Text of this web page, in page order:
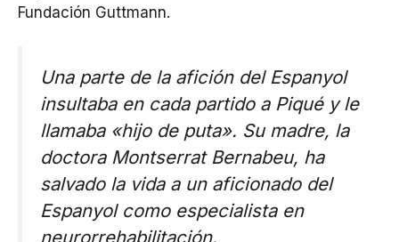
Fundación Guttmann.
Una parte de la afición del Espanyol
insultaba en cada partido a Piqué y le
llamaba «hijo de puta». Su madre, la
doctora Montserrat Bernabeu, ha
salvado la vida a un aficionado del
Espanyol como especialista en
neurorrehabilitación.